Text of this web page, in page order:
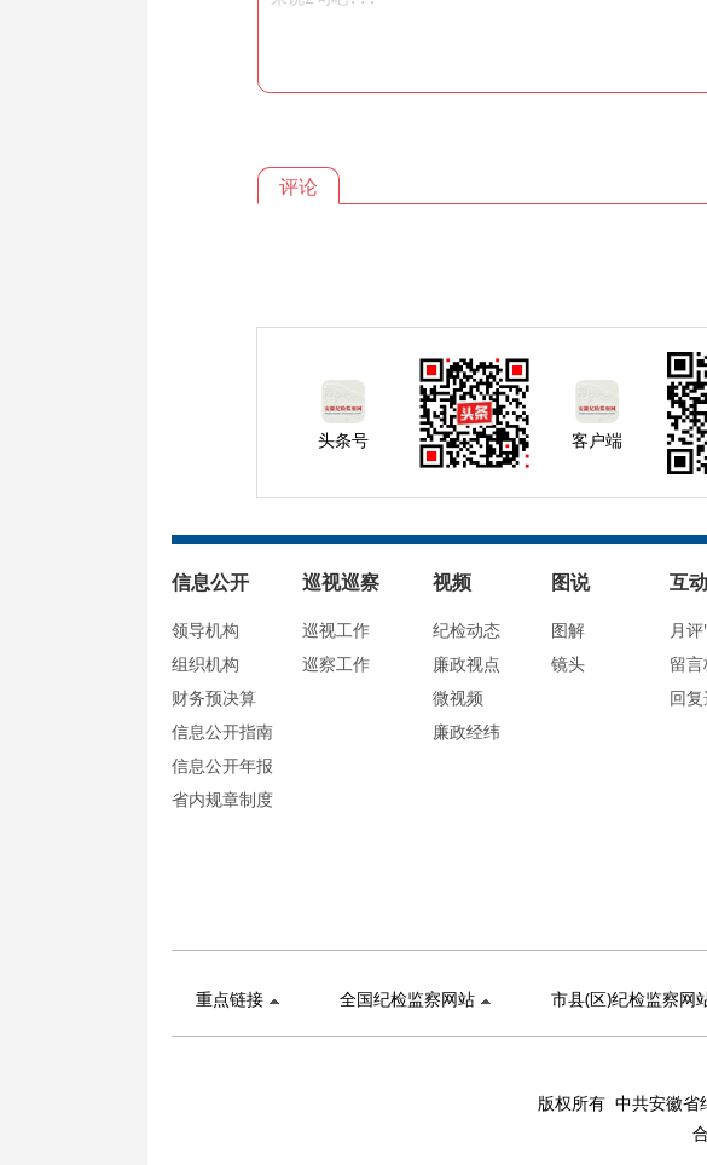
评论
头条号 客户端
信息公开
领导机构
组织机构
财务预决算
信息公开指南
信息公开年报
省内规章制度
巡视巡察
巡视工作
巡察工作
视频
纪检动态
廉政视点
微视频
廉政经纬
图说
图解
镜头
互动
月
留言
回
重点链接 全国纪检监察网站 市县(区)纪检监察网
版权所有 中共安徽